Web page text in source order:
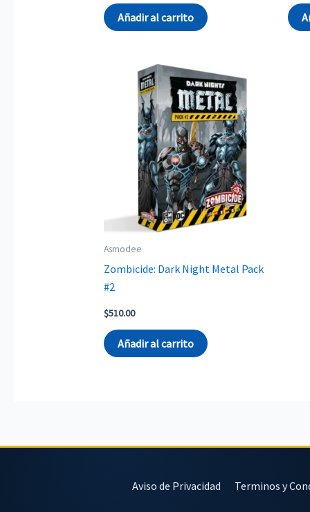
Añadir al carrito
Asmodee
Zombicide: Dark Night Metal Pack
#2
$510.00
Añadir al carrito
Aviso de Privacidad Terminos y